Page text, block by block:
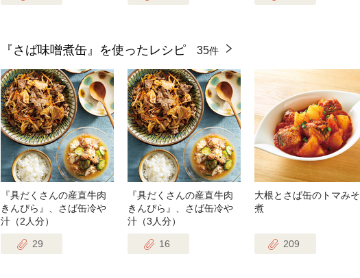
『さば味噌煮缶』を使ったレシピ 35件
『具だくさんの産直牛肉
きんぴら』、さば缶冷や
汁（2人分）
29
『具だくさんの産直牛肉
きんぴら』、さば缶冷や
汁（3人分）
16
大根とさば缶のトマみそ
煮
209